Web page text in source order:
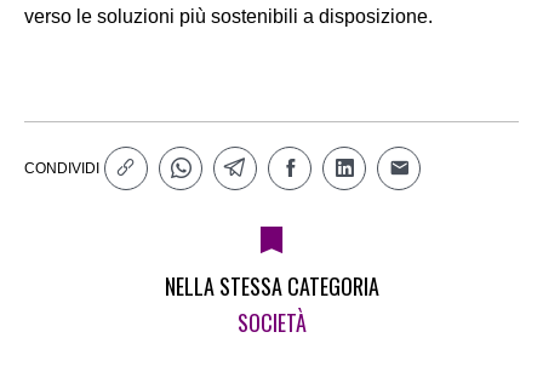
verso le soluzioni più sostenibili a disposizione.
CONDIVIDI
NELLA STESSA CATEGORIA
SOCIETÀ